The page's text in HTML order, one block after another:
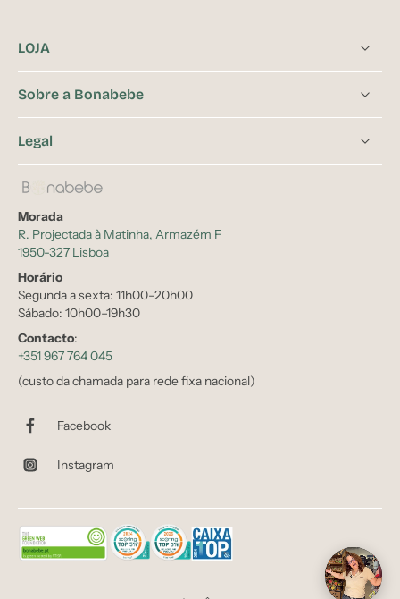
LOJA
Sobre a Bonabebe
Legal
Morada
R. Projectada à Matinha, Armazém F
1950-327 Lisboa
Horário
Segunda a sexta: 11h00–20h00
Sábado: 10h00–19h30
Contacto:
+351 967 764 045
(custo da chamada para rede fixa nacional)
Facebook
Instagram